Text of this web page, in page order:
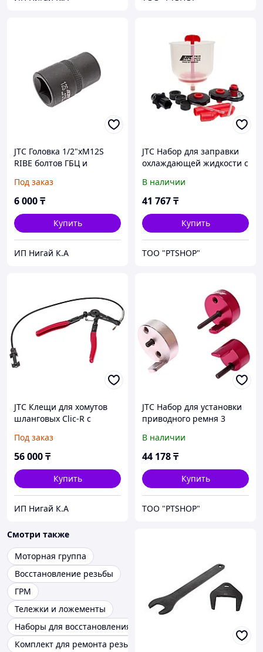
JTC Головка 1/2"хM12S
RIBE болтов ГБЦ и
(NISSAN) JTC
Под заказ
6 000₸
Купить
ИП Нигай К.А
JTC Набор для заправки
охлаждающей жидкости с
адаптерами JTC
В наличии
41 767₸
Купить
ТОО "PTSHOP"
JTC Клещи для хомутов
шланговых Clic-R с
JTC
Под заказ
56 000₸
Купить
ИП Нигай К.А
JTC Набор для установки
приводного ремня 3
В наличии
44 178₸
Купить
ТОО "PTSHOP"
Смотри также
Моторная группа
Восстановление резьбы
ГРМ
Тележки и ложементы
Наборы для восстановления резьбы
Комплект для ремонта резьбы